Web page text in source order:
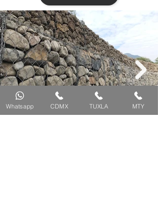
Whatsapp CDMX TUXLA MTY